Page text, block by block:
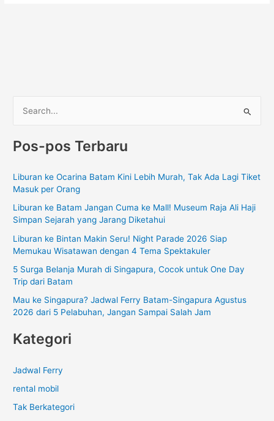
r
u
t
Pos-pos Terbaru
Liburan ke Ocarina Batam Kini Lebih Murah, Tak Ada Lagi Tiket
Masuk per Orang
Liburan ke Batam Jangan Cuma ke Mall! Museum Raja Ali Haji
Simpan Sejarah yang Jarang Diketahui
Liburan ke Bintan Makin Seru! Night Parade 2026 Siap
Memukau Wisatawan dengan 4 Tema Spektakuler
5 Surga Belanja Murah di Singapura, Cocok untuk One Day
Trip dari Batam
Mau ke Singapura? Jadwal Ferry Batam-Singapura Agustus
2026 dari 5 Pelabuhan, Jangan Sampai Salah Jam
Kategori
Jadwal Ferry
rental mobil
Tak Berkategori